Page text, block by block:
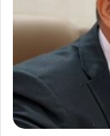
Neto
construção
do
Campo
do
Gado